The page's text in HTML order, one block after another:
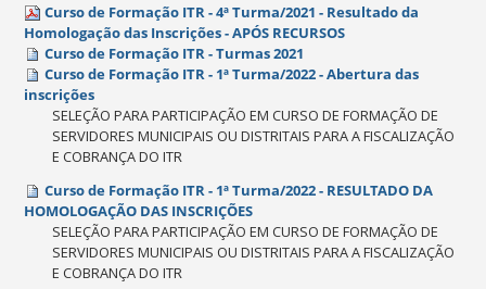
Curso de Formação ITR - 4ª Turma/2021 - Resultado da
Homologação das Inscrições - APÓS RECURSOS
Curso de Formação ITR - Turmas 2021
Curso de Formação ITR - 1ª Turma/2022 - Abertura das
inscrições
SELEÇÃO PARA PARTICIPAÇÃO EM CURSO DE FORMAÇÃO DE
SERVIDORES MUNICIPAIS OU DISTRITAIS PARA A FISCALIZAÇÃO
E COBRANÇA DO ITR
Curso de Formação ITR - 1ª Turma/2022 - RESULTADO DA
HOMOLOGAÇÃO DAS INSCRIÇÕES
SELEÇÃO PARA PARTICIPAÇÃO EM CURSO DE FORMAÇÃO DE
SERVIDORES MUNICIPAIS OU DISTRITAIS PARA A FISCALIZAÇÃO
E COBRANÇA DO ITR